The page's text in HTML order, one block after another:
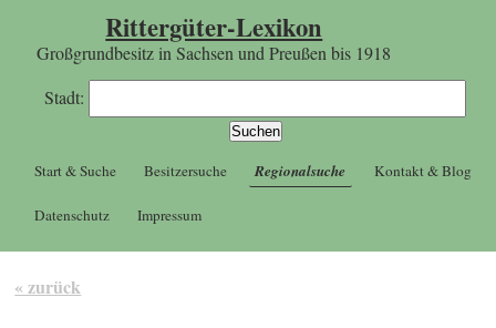
Rittergüter-Lexikon
Großgrundbesitz in Sachsen und Preußen bis 1918
Stadt:
Start & Suche Besitzersuche Regionalsuche Kontakt & Blog
Datenschutz Impressum
« zurück